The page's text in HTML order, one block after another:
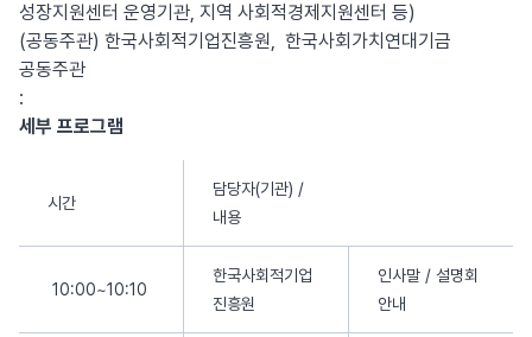
성장지원센터 운영기관, 지역 사회적경제지원센터 등)
(공동주관) 한국사회적기업진흥원, 한국사회가치연대기금
공동주관
:
세부 프로그램
시간
담당자(기관) /
내용
10:00~10:10
한국사회적기업
진흥원
인사말 / 설명회
안내